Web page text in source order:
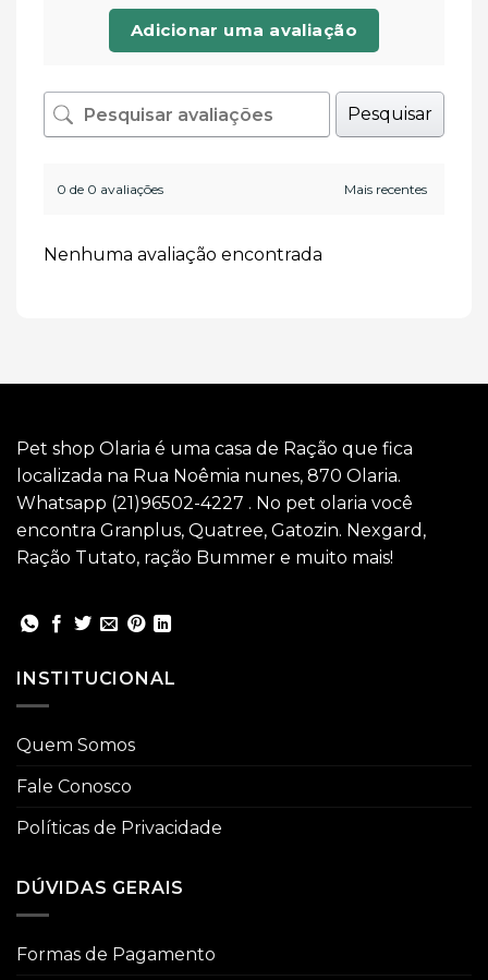
Adicionar uma avaliação
Pesquisar
0 de 0 avaliações
Nenhuma avaliação encontrada
Pet shop Olaria é uma casa de Ração que fica
localizada na Rua Noêmia nunes, 870 Olaria.
Whatsapp (21)96502-4227 . No pet olaria você
encontra Granplus, Quatree, Gatozin. Nexgard,
Ração Tutato, ração Bummer e muito mais!
INSTITUCIONAL
Quem Somos
Fale Conosco
Políticas de Privacidade
DÚVIDAS GERAIS
Formas de Pagamento